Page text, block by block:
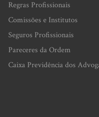
Regras Profissionais
Comissões e Institutos
Seguros Profissionais
Pareceres da Ordem
Caixa Previdência dos